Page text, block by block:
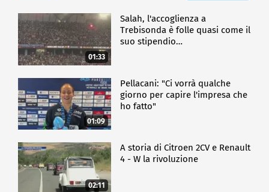
01:33
Salah, l'accoglienza a
Trebisonda è folle quasi come il
suo stipendio…
01:09
Pellacani: "Ci vorrà qualche
giorno per capire l'impresa che
ho fatto"
02:11
A storia di Citroen 2CV e Renault
4 - W la rivoluzione